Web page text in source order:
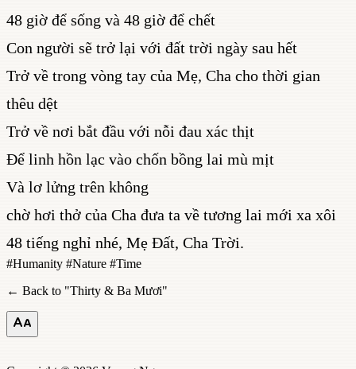
48 giờ để sống và 48 giờ để chết
Con người sẽ trở lại với đất trời ngày sau hết
Trở về trong vòng tay của Mẹ, Cha cho thời gian
thêu dệt
Trở về nơi bắt đầu với nỗi đau xác thịt
Để linh hồn lạc vào chốn bồng lai mù mịt
Và lơ lửng trên không
chờ hơi thở của Cha đưa ta về tương lai mới xa xôi
48 tiếng nghỉ nhé, Mẹ Đất, Cha Trời.
#Humanity #Nature #Time
← Back to "Thirty & Ba Mươi"